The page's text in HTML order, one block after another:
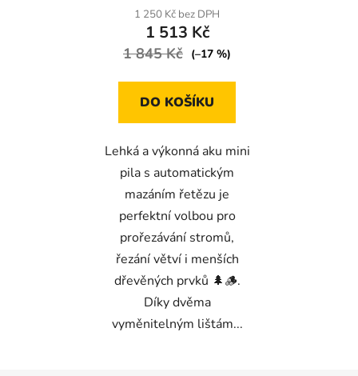
produktu
je
5,0
5
1 250 Kč bez DPH
1 513 Kč
1 845 Kč (–17 %)
DO KOŠÍKU
Lehká a výkonná aku mini
pila s automatickým
mazáním řetězu je
perfektní volbou pro
prořezávání stromů,
řezání větví i menších
dřevěných prvků 🌲🪵.
Díky dvěma
vyměnitelným lištám...